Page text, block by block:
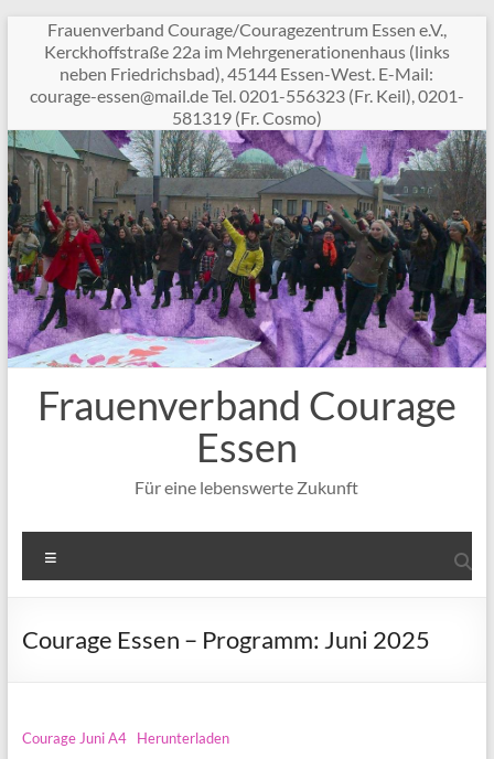
Inhalt
springen
Frauenverband Courage/Couragezentrum Essen e.V.,
Kerckhoffstraße 22a im Mehrgenerationenhaus (links
neben Friedrichsbad), 45144 Essen-West. E-Mail:
ed.li
am@ne
sse-e
garuo
c
Tel. 0201-556323 (Fr. Keil), 0201-
581319 (Fr. Cosmo)
Frauenverband Courage
Essen
Für eine lebenswerte Zukunft
Courage Essen – Programm: Juni 2025
Courage Juni A4 Herunterladen